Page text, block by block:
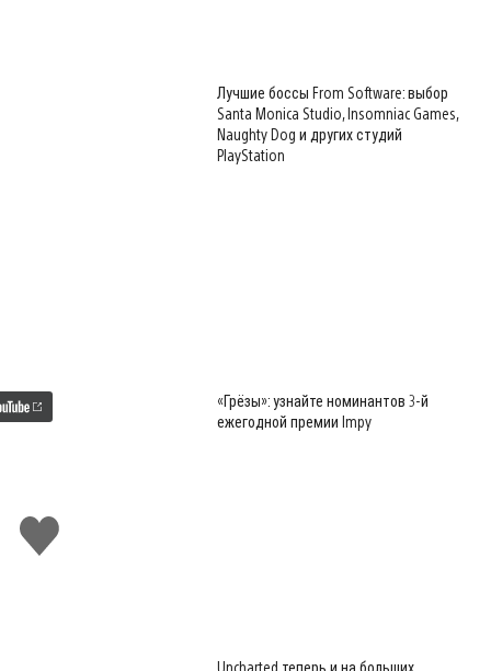
Поставить
лайк
Лучшие боссы From Software: выбор
Santa Monica Studio, Insomniac Games,
Naughty Dog и других студий
PlayStation
«Грёзы»: узнайте номинантов 3-й
ежегодной премии Impy
Uncharted теперь и на больших